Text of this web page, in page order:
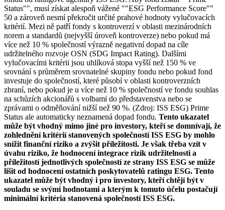
Status"", musí získat alespoň vážené ""ESG Performance Score""
50 a zároveň nesmí překročit určité prahové hodnoty vylučovacích
kritérií. Mezi ně patří fondy s kontroverzí v oblasti mezinárodních
norem a standardů (nejvyšší úroveň kontroverze) nebo pokud má
více než 10 % společností výrazně negativní dopad na cíle
udržitelného rozvoje OSN (SDG Impact Rating). Dalšími
vylučovacími kritérii jsou uhlíková stopa vyšší než 150 % ve
srovnání s průměrem srovnatelné skupiny fondu nebo pokud fond
investuje do společností, které působí v oblasti kontroverzních
zbraní, nebo pokud je u více než 10 % společností ve fondu souhlas
na schůzích akcionářů s volbami do představenstva nebo se
zprávami o odměňování nižší než 90 %. (Zdroj: ISS ESG) Prime
Status ale automaticky neznamená dopad fondu. Tento ukazatel
může být vhodný mimo jiné pro investory, kteří se domnívají, že
zohlednění kritérií stanovených společností ISS ESG by mohlo
snížit finanční riziko a zvýšit příležitosti. Je však třeba vzít v
úvahu riziko, že hodnocení integrace rizik udržitelnosti a
příležitostí jednotlivých společností ze strany ISS ESG se může
lišit od hodnocení ostatních poskytovatelů ratingu ESG. Tento
ukazatel může být vhodný i pro investory, kteří chtějí být v
souladu se svými hodnotami a kterým k tomuto účelu postačují
minimální kritéria stanovená společností ISS ESG.